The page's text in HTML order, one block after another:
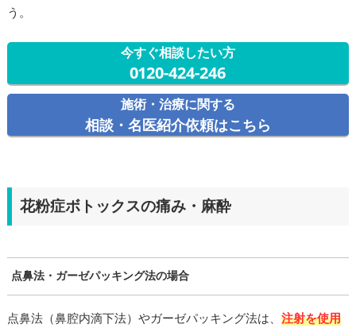
う。
今すぐ相談したい方
0120-424-246
施術・治療に関する
相談・名医紹介依頼はこちら
花粉症ボトックスの痛み・麻酔
点鼻法・ガーゼパッキング法の場合
点鼻法（鼻腔内滴下法）やガーゼパッキング法は、 注射を使用